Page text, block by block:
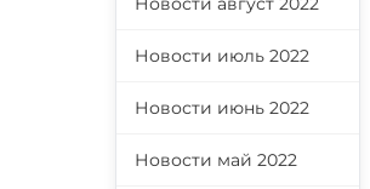
Новости июль 2022
Новости июнь 2022
Новости май 2022